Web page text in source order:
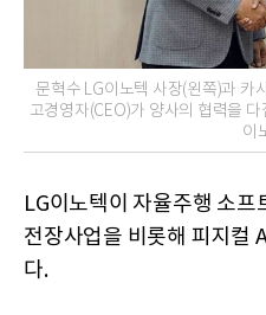
문혁수 LG이노텍 사장(왼쪽)과 카
고경영자(CEO)가 양사의 협력을
이
LG이노텍이 자율주행 소
전장사업을 비롯해 피지컬
다.